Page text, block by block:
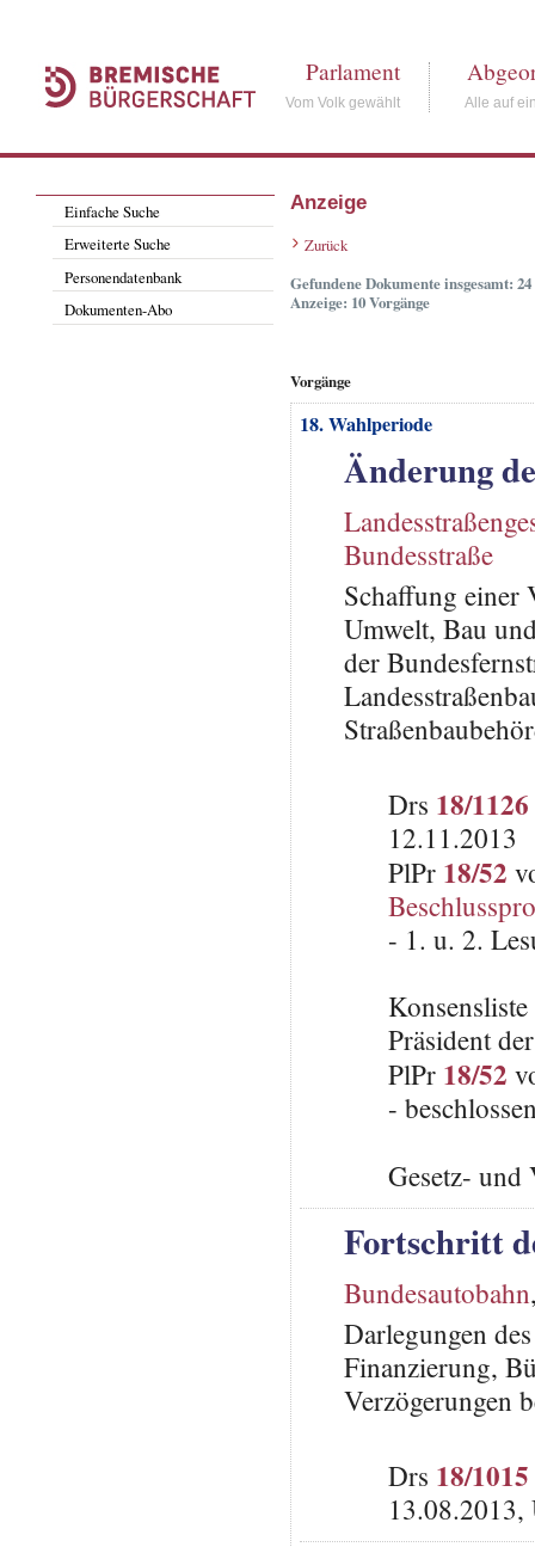
Parlament
Vom Volk gewählt Alle auf
Einfache Suche
Erweiterte Suche
Personendatenbank
Dokumenten-Abo
Anzeige
Zurück
Gefundene Dokumente insgesamt: 24
Anzeige: 10 Vorgänge
Vorgänge
18. Wahlperiode
Änderung
Bundesstraße
Schaffung einer
Umwelt, Bau
der
Drs 18/1126
12.11.2013
PlPr 18/52
- 1. u. 2.
Präsident
PlPr 18/52
-
Gesetz-
Fortschritt
Bundesautobahn
Darlegungen
Finanzierung,
Verzögerungen
Drs 18/1015